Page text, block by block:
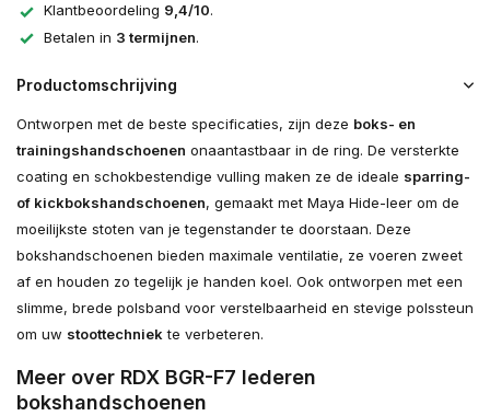
Klantbeoordeling 9,4/10.
Betalen in 3 termijnen.
Productomschrijving
Ontworpen met de beste specificaties, zijn deze boks- en
trainingshandschoenen onaantastbaar in de ring. De versterkte
coating en schokbestendige vulling maken ze de ideale sparring-
of kickbokshandschoenen, gemaakt met Maya Hide-leer om de
moeilijkste stoten van je tegenstander te doorstaan. Deze
bokshandschoenen bieden maximale ventilatie, ze voeren zweet
af en houden zo tegelijk je handen koel. Ook ontworpen met een
slimme, brede polsband voor verstelbaarheid en stevige polssteun
om uw stoottechniekte verbeteren.
Meer over RDX BGR-F7 lederen
bokshandschoenen